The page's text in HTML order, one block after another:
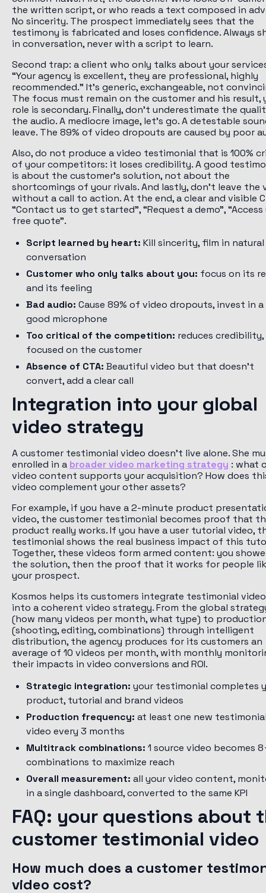
the written script, or who reads a text composed in
No sincerity. The prospect immediately sees that the
testimony is fabricated and loses confidence. Always
in conversation, never with a script to learn.
Second trap: a client who only talks about your
“Your agency is excellent, they are professional, highly
recommended.” It's generic, exchangeable, not
The focus must remain on the customer and his result,
role is secondary. Finally, don't underestimate the
the audio. A mediocre image, let's go. A detestable
leave. The 89% of video dropouts are caused by poor
Also, do not produce a video testimonial that is 100%
of your competitors: it loses credibility. A good
is about the customer's solution, not about the
shortcomings of your rivals. And lastly, don't leave the
without a call to action. At the end, a clear and visible
“Contact us to get started”, “Request a demo”, “Access
free quote”.
Script learned by heart: Kill sincerity, film in natural
conversation
Customer who only talks about you: focus on its
and its feeling
Bad audio: Cause 89% of video dropouts, invest in a
good microphone
Too critical of the competition: reduces
focused on the customer
Absence of CTA: Beautiful video but that doesn't
convert, add a clear call
Integration into your global
video strategy
A customer testimonial video doesn't live alone. She
enrolled in a broader video marketing strategy : what
video content supports your acquisition? How does
video complement your other assets?
For example, if you have a 2-minute product
video, the customer testimonial becomes proof that
product really works. If you have a user tutorial video,
testimonial shows the real business impact of this
Together, these videos form armed content: you
the solution, then the proof that it works for people
your prospect.
Kosmos helps its customers integrate testimonial
into a coherent video strategy. From the global
(how many videos per month, what type) to
(shooting, editing, combinations) through intelligent
distribution, the agency produces for its customers an
average of 10 videos per month, with monthly
their impacts in video conversions and ROI.
Strategic integration: your testimonial completes
product, tutorial and brand videos
Production frequency: at least one new
video every 3 months
Multitrack combinations: 1 source video becomes
combinations to maximize reach
Overall measurement: all your video content,
in a single dashboard, converted to the same KPI
FAQ: your questions about
customer testimonial video
How much does a customer
video cost?